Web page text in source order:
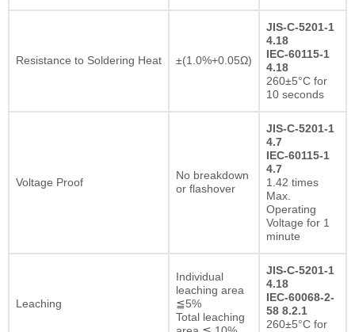
Resistance to Soldering Heat ±(1.0%+0.05Ω)
JIS-C-5201-1
4.18
IEC-60115-1
4.18
260±5°C for
10 seconds
Voltage Proof
No breakdown
or flashover
JIS-C-5201-1
4.7
IEC-60115-1
4.7
1.42 times
Max.
Operating
Voltage for 1
minute
Leaching
Individual
leaching area
≦5%
Total leaching
JIS-C-5201-1
4.18
IEC-60068-2-
58 8.2.1
260±5°C for